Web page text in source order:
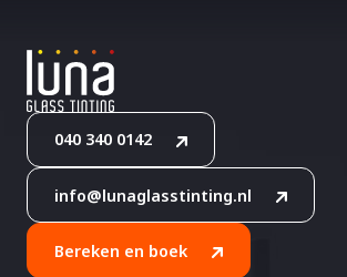
040 340 0142
info@lunaglasstinting.nl
Bereken en boek